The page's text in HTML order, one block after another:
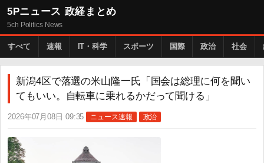
5Pニュース 政経まとめ
5ch Politics News
すべて 速報 IT・科学 スポーツ 国際 政治 社会
新潟4区で落選の米山隆一氏「国会は総理に何を聞い
てもいい。自転車に乗れるかだって聞ける」
2026年07月08日 09:35 ニュース速報 政治